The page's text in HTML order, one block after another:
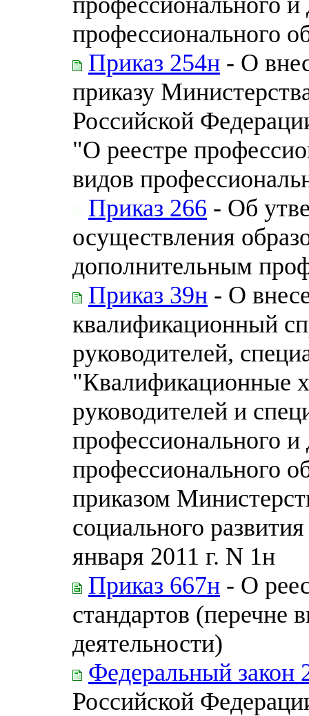
профессионального
Приказ 254н - О
приказу
Российской
"О реестре
видов
Приказ 266 - Об
осуществления
дополнительным
Приказ 39н - О
квалификационный
руководителей,
"Квалификационные
руководителей и
профессионального и
профессионального
приказом
социального
января 2011 г. N 1н
Приказ 667н - О
стандартов (перечне
деятельности)
Федеральный закон
Российской